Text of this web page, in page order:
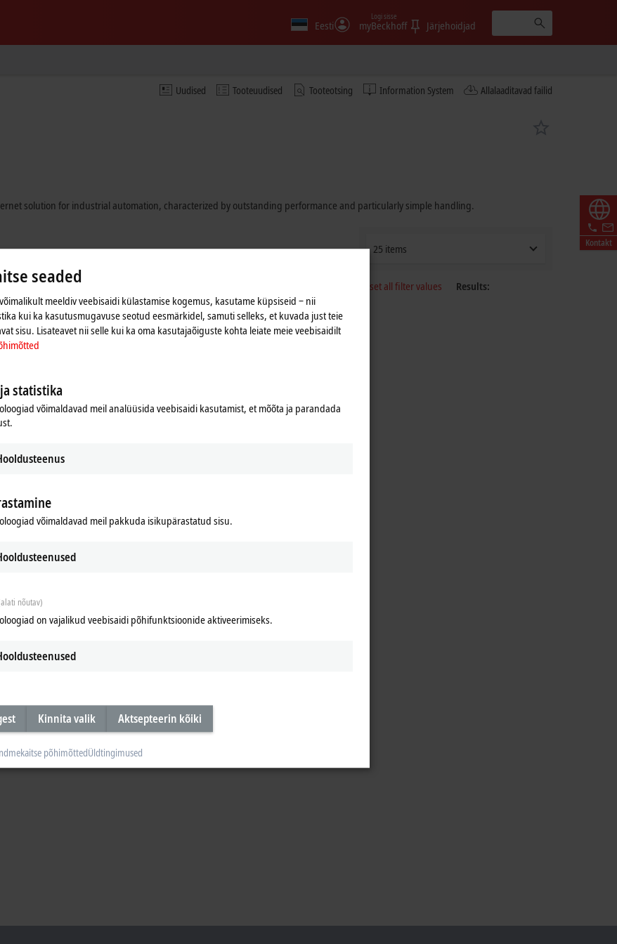
Eesti myBeckhoff
Logi sisse
Järjehoidjad
Uudised Tooteuudised Tooteotsing Information System Allalaaditavad failid
Kontakt
solution for industrial automation, characterized by outstanding performance and particularly simple handling.
25 items
Reset all filter values Results:
seaded
meeldiv veebisaidi külastamise kogemus, kasutame küpsiseid ‒ nii
kui ka kasutusmugavuse seotud eesmärkidel, samuti selleks, et kuvada just teie
sisu. Lisateavet nii selle kui ka oma kasutajaõiguste kohta leiate meie veebisaidilt
statistika
võimaldavad meil analüüsida veebisaidi kasutamist, et mõõta ja parandada
võimaldavad meil pakkuda isikupärastatud sisu.
nõutav)
on vajalikud veebisaidi põhifunktsioonide aktiveerimiseks.
Kinnita valik Aktsepteerin kõiki
põhimõttedÜldtingimused